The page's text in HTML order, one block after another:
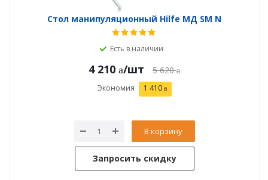
Стол манипуляционный Hilfe МД SM N
Есть в наличии
4 210 /шт 5 620
Экономия 1 410
В корзину
Запросить скидку